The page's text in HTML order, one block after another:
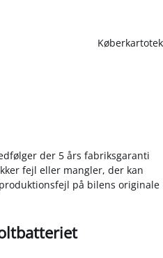
Køberkartotek
der 5 års fabriksgaranti
fejl eller mangler, der kan
på bilens originale